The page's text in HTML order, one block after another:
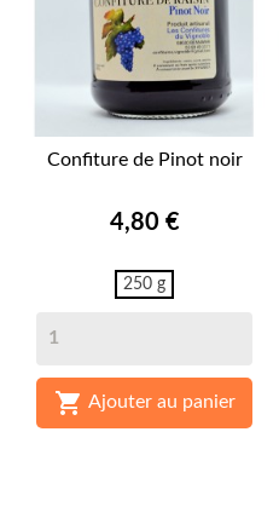
Confiture de Pinot noir
Prix
4,80 €
250 g
 Ajouter au panier